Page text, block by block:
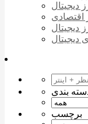
دیجیتال
اقتصادی
دیجیتال
دیجیتال
بندی
برچسب